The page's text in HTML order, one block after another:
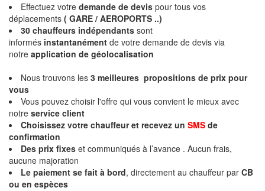
Effectuez votre demande de devis pour tous vos
déplacements ( GARE / AEROPORTS ..)
30 chauffeurs indépendants sont
informés instantanément de votre demande de devis via
notre application de géolocalisation
Nous trouvons les 3 meilleures propositions de prix pour
vous
Vous pouvez choisir l'offre qui vous convient le mieux avec
notre service client
Choisissez votre chauffeur et recevez un SMS de
confirmation
Des prix fixes et communiqués à l’avance . Aucun frais,
aucune majoration
Le paiement se fait à bord, directement au chauffeur par CB
ou en espèces